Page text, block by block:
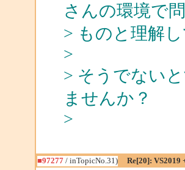
さんの環境で
> ものと理解
>
> そうでない
ませんか？
>
■97277/ inTopicNo.31) Re[20]: VS2019